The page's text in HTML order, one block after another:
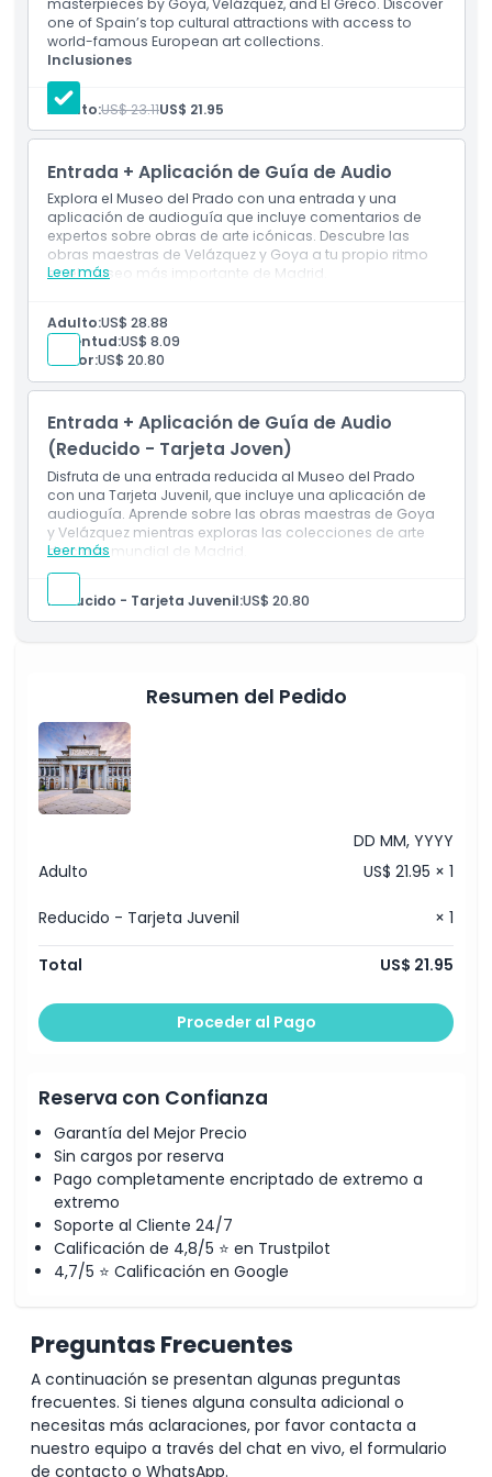
Cosas a Saber
Ubicación
Política de Cancelación
one of Spain’s top cultural attractions with access to
world-famous European art collections.
Inclusiones
Entradas para el Museo del Prado
Entrada dedicada a la colección permanente por la
entrada de Jerónimos
Adulto:US$ 23.11US$ 21.95
Entrada + Aplicación de Guía de Audio
Explora el Museo del Prado con una entrada y una
aplicación de audioguía que incluye comentarios de
expertos sobre obras de arte icónicas. Descubre las
obras maestras de Velázquez y Goya a tu propio ritmo
en el museo más importante de Madrid.
Leer más
Adulto:US$ 28.88
Juventud:US$ 8.09
Senior:US$ 20.80
Entrada + Aplicación de Guía de Audio
(Reducido - Tarjeta Joven)
Disfruta de una entrada reducida al Museo del Prado
con una Tarjeta Juvenil, que incluye una aplicación de
audioguía. Aprende sobre las obras maestras de Goya
y Velázquez mientras exploras las colecciones de arte
de clase mundial de Madrid.
Leer más
Inclusiones
Entradas para el Museo del Prado
Aplicación de Guía de Audio
Reducido - Tarjeta Juvenil:US$ 20.80
Resumen del Pedido
DD MM, YYYY
Adulto
US$ 21.95 × 1
Reducido - Tarjeta Juvenil × 1
Total US$ 21.95
Proceder al Pago
Reserva con Confianza
Garantía del Mejor Precio
Sin cargos por reserva
Pago completamente encriptado de extremo a
extremo
Soporte al Cliente 24/7
Calificación de 4,8/5 ⭐ en Trustpilot
4,7/5 ⭐ Calificación en Google
Preguntas Frecuentes
A continuación se presentan algunas preguntas
frecuentes. Si tienes alguna consulta adicional o
necesitas más aclaraciones, por favor contacta a
nuestro equipo a través del chat en vivo, el formulario
de contacto o WhatsApp.